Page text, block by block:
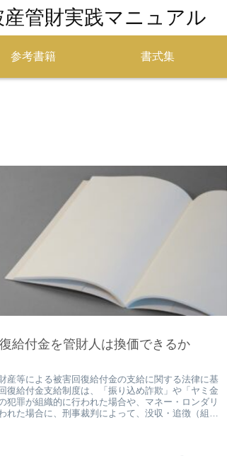
産管財実践マニュアル
参考書籍 書式集
給付金を管財人は換価できるか
産等による被害回復給付金の支給に関する法律に基
復給付金支給制度は、「振り込め詐欺」や「ヤミ金
犯罪が組織的に行われた場合や、マネー・ロンダリ
れた場合に、刑事裁判によって、没収・追徴（組織